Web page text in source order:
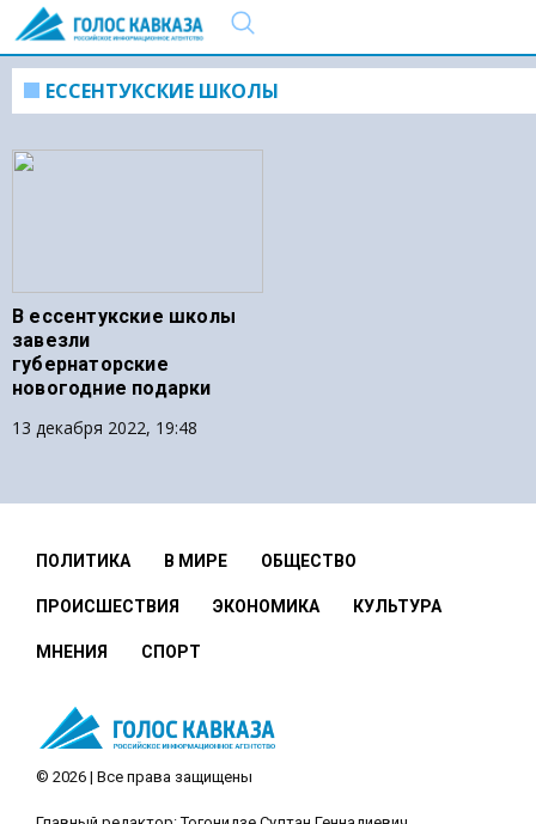
ЕССЕНТУКСКИЕ ШКОЛЫ
В ессентукские школы
завезли
губернаторские
новогодние подарки
13 декабря 2022, 19:48
ПОЛИТИКА В МИРЕ ОБЩЕСТВО
ПРОИСШЕСТВИЯ ЭКОНОМИКА КУЛЬТУРА
МНЕНИЯ СПОРТ
© 2026 | Все права защищены